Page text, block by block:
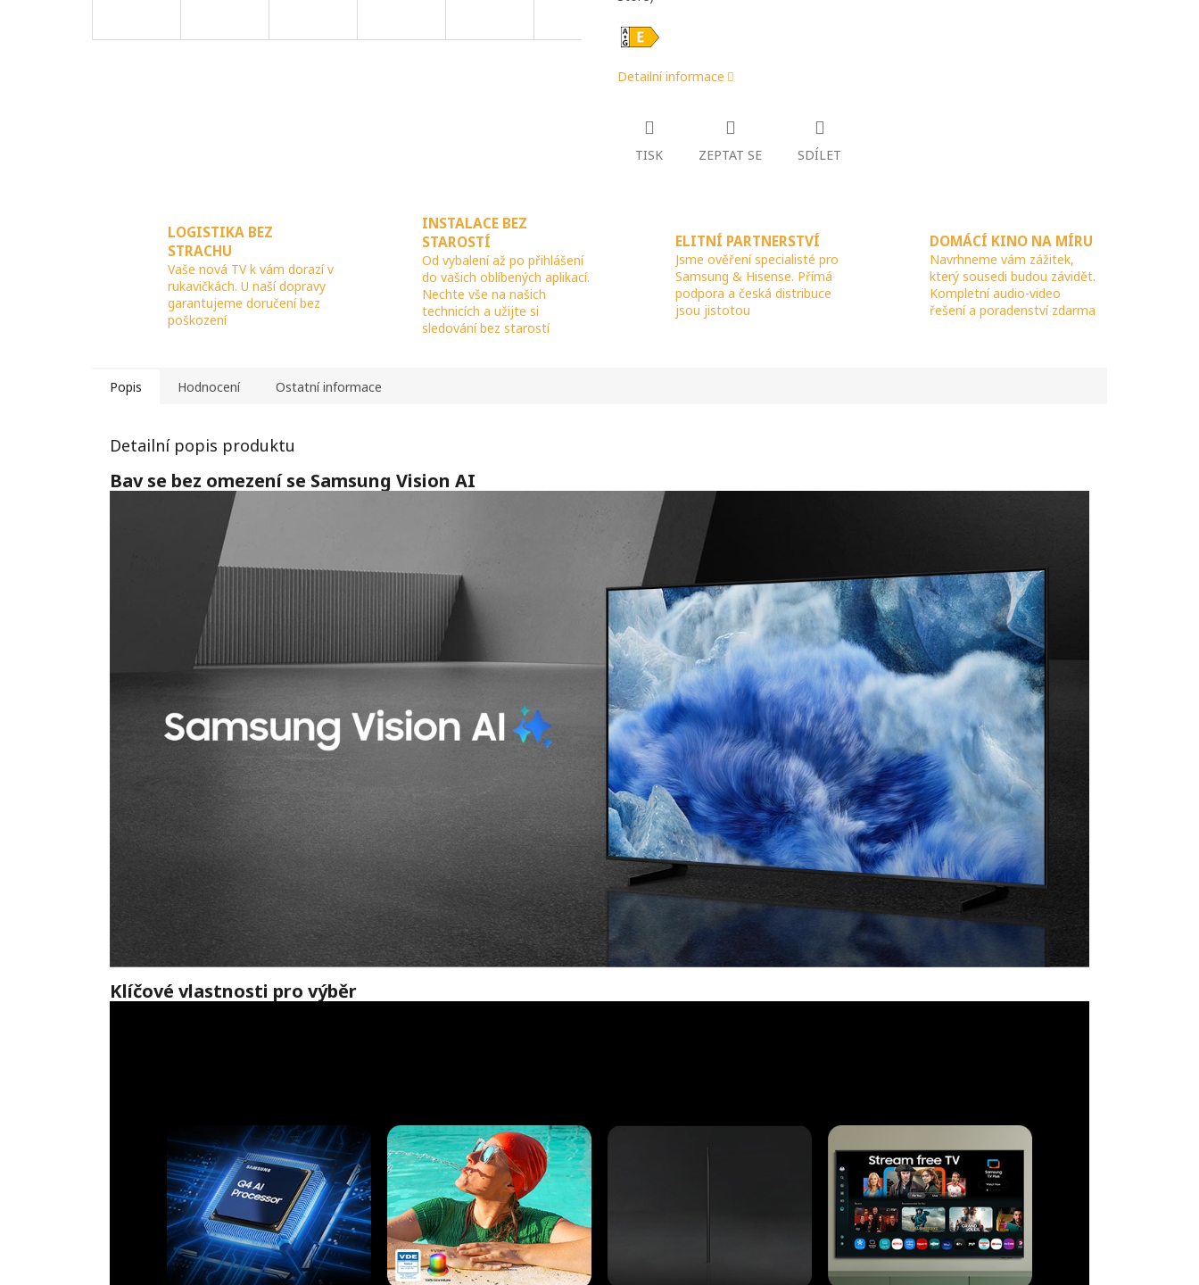
Detailní informace
TISK ZEPTAT SE SDÍLET
LOGISTIKA BEZ
STRACHU
Vaše nová TV k vám dorazí v
rukavičkách. U naší dopravy
garantujeme doručení bez
poškození
INSTALACE BEZ
STAROSTÍ
Od vybalení až po přihlášení
do vašich oblíbených aplikací.
Nechte vše na našich
technicích a užijte si
sledování bez starostí
ELITNÍ PARTNERSTVÍ
Jsme ověření specialisté pro
Samsung & Hisense. Přímá
podpora a česká distribuce
jsou jistotou
DOMÁCÍ KINO NA MÍRU
Navrhneme vám zážitek,
který sousedi budou závidět.
Kompletní audio-video
řešení a poradenství zdarma
Popis Hodnocení Ostatní informace
Detailní popis produktu
Bav se bez omezení se Samsung Vision AI
Klíčové vlastnosti pro výběr